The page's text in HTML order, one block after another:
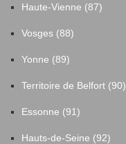
Haute-Vienne (87)
Vosges (88)
Yonne (89)
Territoire de Belfort (90)
Essonne (91)
Hauts-de-Seine (92)